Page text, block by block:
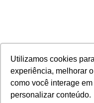
Utilizamos cookies
experiência, melhorar
como você interage
personalizar conteúdo.
Open insurance é